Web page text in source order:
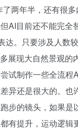
年半，还有很
AI目前还不能完
。只要涉及人
现大自然景观
试制作一些全流
还是很大的。也
的镜头，如果是
有提升，运动逻